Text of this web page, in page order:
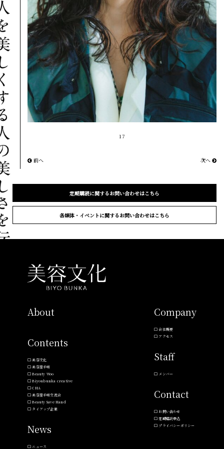
17
前へ 次へ
定期購読に関するお問い合わせはこちら
各媒体・イベントに関するお問い合わせはこちら
About
Contents
美容文化
美容室手帖
Beauty Woo
Biyoubunka creative
CHA
美容室手帖交流会
Beauty Save Hand
タイアップ企業
News
ニュース
Company
会社概要
アクセス
Staff
メンバー
Contact
お問い合わせ
定期購読申込
プライバシーポリシー